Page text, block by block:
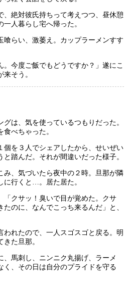
、絶対彼氏持ちって考えつつ、昼休憩
人暮らし宅へ帰った。
喰らい、激萎え。カップラーメンすす
。今度ご飯でもどうですか？」遂にこ
そう。
は、気を使っているつもりだった。
べちゃった。
個を３人でシェアしたから、せいぜい
踏んだ。それが間違いだった様子。
み、気づいたら夜中の２時。旦那が隣
に行くと…。居た居た。
「クサッ！臭いで目が覚めた。クサ
のに、なんでこっち来るんだ」と、
われたので、一人スゴスゴと戻る。明
た旦那。
、馬刺し、ニンニク丸揚げ、ラーメ
く、その日は自分のプライドを守る